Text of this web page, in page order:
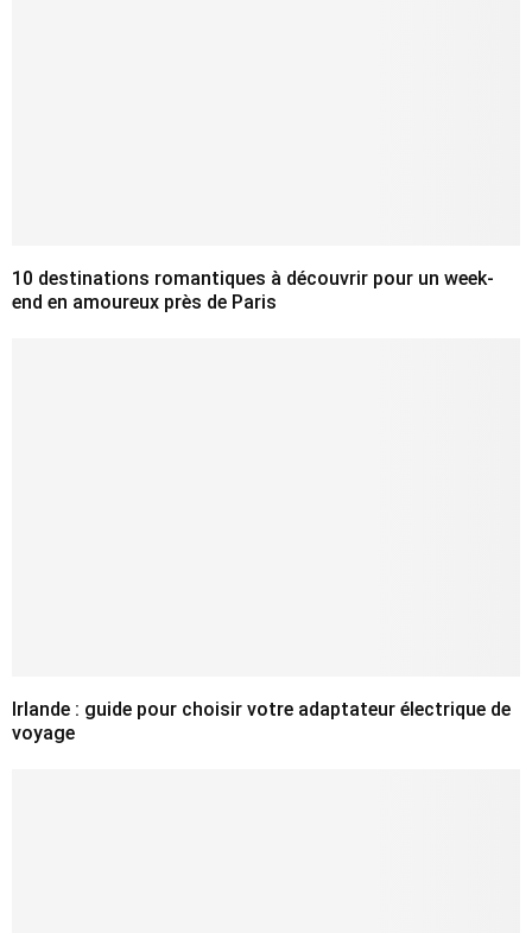
10 destinations romantiques à découvrir pour un week-
end en amoureux près de Paris
Irlande : guide pour choisir votre adaptateur électrique de
voyage